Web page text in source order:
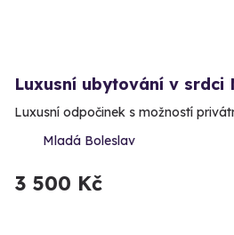
Luxusní ubytování v srdci
Luxusní odpočinek s možností
Mladá Boleslav
3 500 Kč